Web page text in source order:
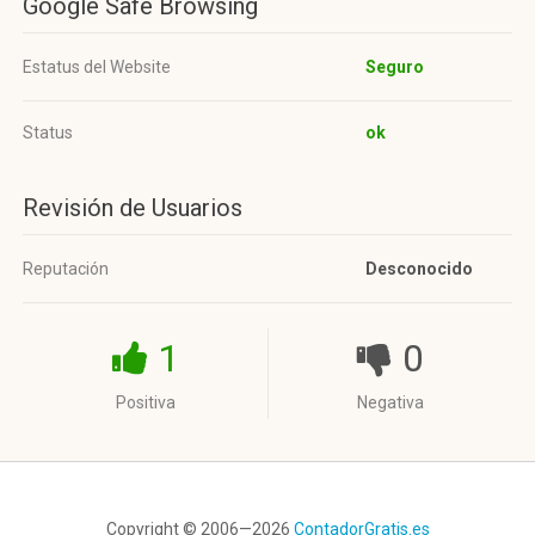
Google Safe Browsing
Estatus del Website Seguro
Status ok
Revisión de Usuarios
Reputación Desconocido
1
Positiva
0
Negativa
Copyright © 2006—2026 ContadorGratis.es